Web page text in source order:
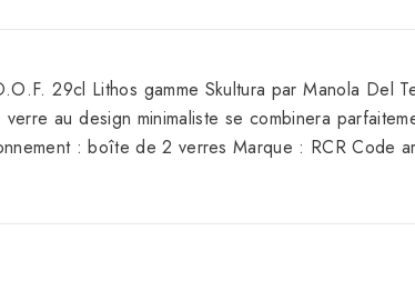
29cl Lithos gamme Skultura par Manola Del
au design minimaliste se combinera
: boîte de 2 verres Marque : RCR Code